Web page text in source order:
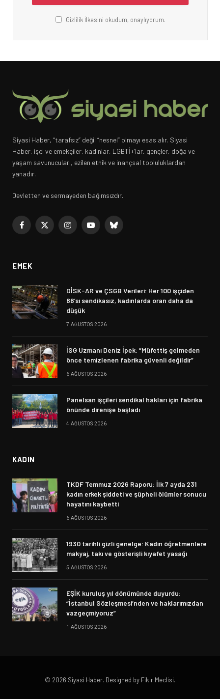
Gizlilik İlkesini okudum, onaylıyorum.
Siyasi Haber, “tarafsız” değil “nesnel” olmayı esas alır. Siyasi
Haber, işçi ve emekçiler, kadınlar, LGBTİ+’lar, gençler, doğa ve
yaşam savunucuları, ezilen etnik ve inançsal topluluklardan
yanadır.
Devletten ve sermayeden bağımsızdır.
Facebook
X
InstagramYouTubeBluesky
EMEK
DİSK-AR ve ÇSGB Verileri: Her 100 işçiden
86’sı sendikasız, kadınlarda oran daha da
düşük
7 AĞUSTOS 2026
İSG Uzmanı Deniz İpek: “Müfettiş gelmeden
önce temizlenen fabrika güvenli değildir”
6 AĞUSTOS 2026
Panelsan işçileri sendikal hakları için fabrika
önünde direnişe başladı
4 AĞUSTOS 2026
KADIN
TKDF Temmuz 2026 Raporu: İlk 7 ayda 231
kadın erkek şiddeti ve şüpheli ölümler sonucu
hayatını kaybetti
6 AĞUSTOS 2026
1930 tarihli gizli genelge: Kadın öğretmenlere
makyaj, takı ve gösterişli kıyafet yasağı
5 AĞUSTOS 2026
EŞİK kuruluş yıl dönümünde duyurdu:
“İstanbul Sözleşmesi’nden ve haklarımızdan
vazgeçmiyoruz”
1 AĞUSTOS 2026
© 2026 Siyasi Haber. Designed by Fikir Meclisi.